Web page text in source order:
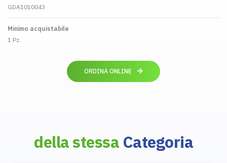
GDA1010043
Minimo acquistabile
1 Pz.
ORDINA ONLINE
della stessa Categoria